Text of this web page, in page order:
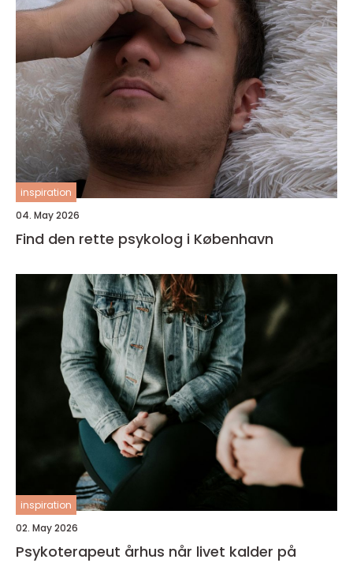
inspiration
04. May 2026
Find den rette psykolog i København
inspiration
02. May 2026
Psykoterapeut århus når livet kalder på